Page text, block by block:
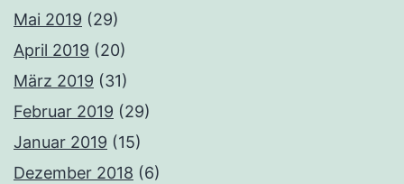
Mai 2019 (29)
April 2019 (20)
März 2019 (31)
Februar 2019 (29)
Januar 2019 (15)
Dezember 2018 (6)